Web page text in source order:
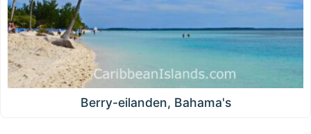
Berry-eilanden, Bahama's